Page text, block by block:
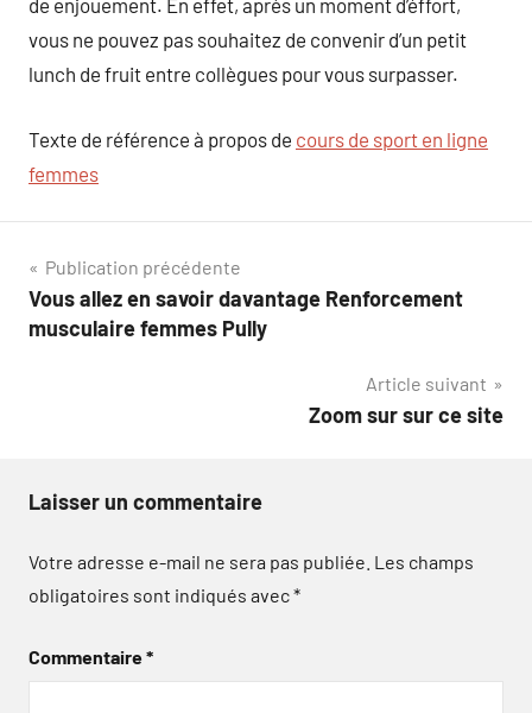
de enjouement. En effet, après un moment d’éffort,
vous ne pouvez pas souhaitez de convenir d’un petit
lunch de fruit entre collègues pour vous surpasser.
Texte de référence à propos de cours de sport en ligne
femmes
Navigation
de
Publication précédente
Vous allez en savoir davantage Renforcement
musculaire femmes Pully
Article suivant
Zoom sur sur ce site
Laisser un commentaire
Votre adresse e-mail ne sera pas publiée. Les champs
obligatoires sont indiqués avec*
Commentaire*